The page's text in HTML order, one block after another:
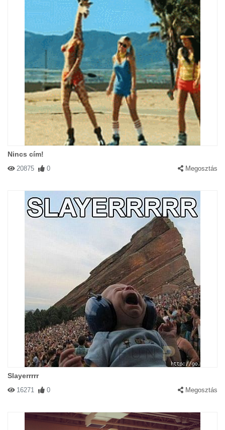
Nincs cím!
20875 0 Megosztás
Slayerrrrr
16271 0 Megosztás